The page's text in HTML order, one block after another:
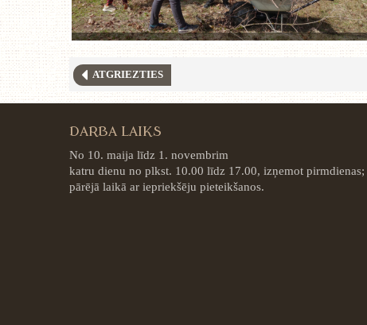
ATGRIEZTIES
DARBA LAIKS
No 10. maija līdz 1. novembrim
katru dienu no plkst. 10.00 līdz 17.00, izņemot pirmdienas;
pārējā laikā ar iepriekšēju pieteikšanos.